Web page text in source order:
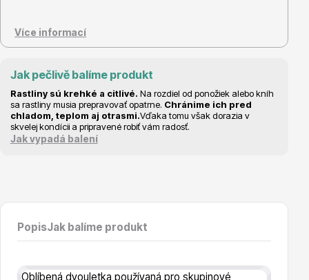
Nářadí, příslušenství
Postřiky, přípravky
Více informací
Jak pečlivě balíme produkt
Rastliny sú krehké a citlivé. Na rozdiel od ponožiek alebo kníh
sa rastliny musia prepravovať opatrne. Chránime ich pred
chladom, teplom aj otrasmi.Vďaka tomu však dorazia v
skvelej kondícii a pripravené robiť vám radosť.
Jak vypadá balení
PopisJak balíme produkt
Oblíbená dvouletka používaná pro skupinové